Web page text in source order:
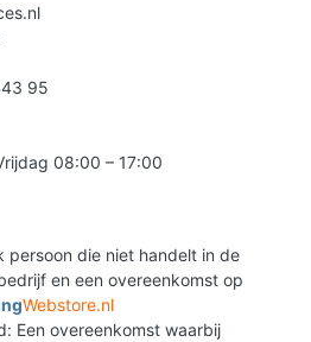
95
08:00 – 17:00
persoon die niet handelt in de
en een overeenkomst op
Webstore.nl
Een overeenkomst waarbij